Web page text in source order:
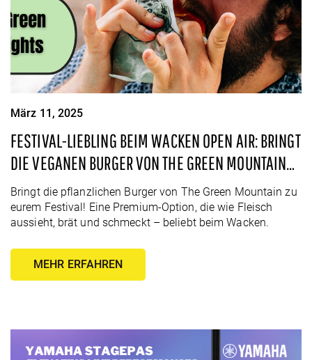
März 11, 2025
FESTIVAL-LIEBLING BEIM WACKEN OPEN AIR: BRINGT
DIE VEGANEN BURGER VON THE GREEN MOUNTAIN
ZU EUREM NÄCHSTEN EVENT!
Bringt die pflanzlichen Burger von The Green Mountain zu
eurem Festival! Eine Premium-Option, die wie Fleisch
aussieht, brät und schmeckt – beliebt beim Wacken.
MEHR ERFAHREN